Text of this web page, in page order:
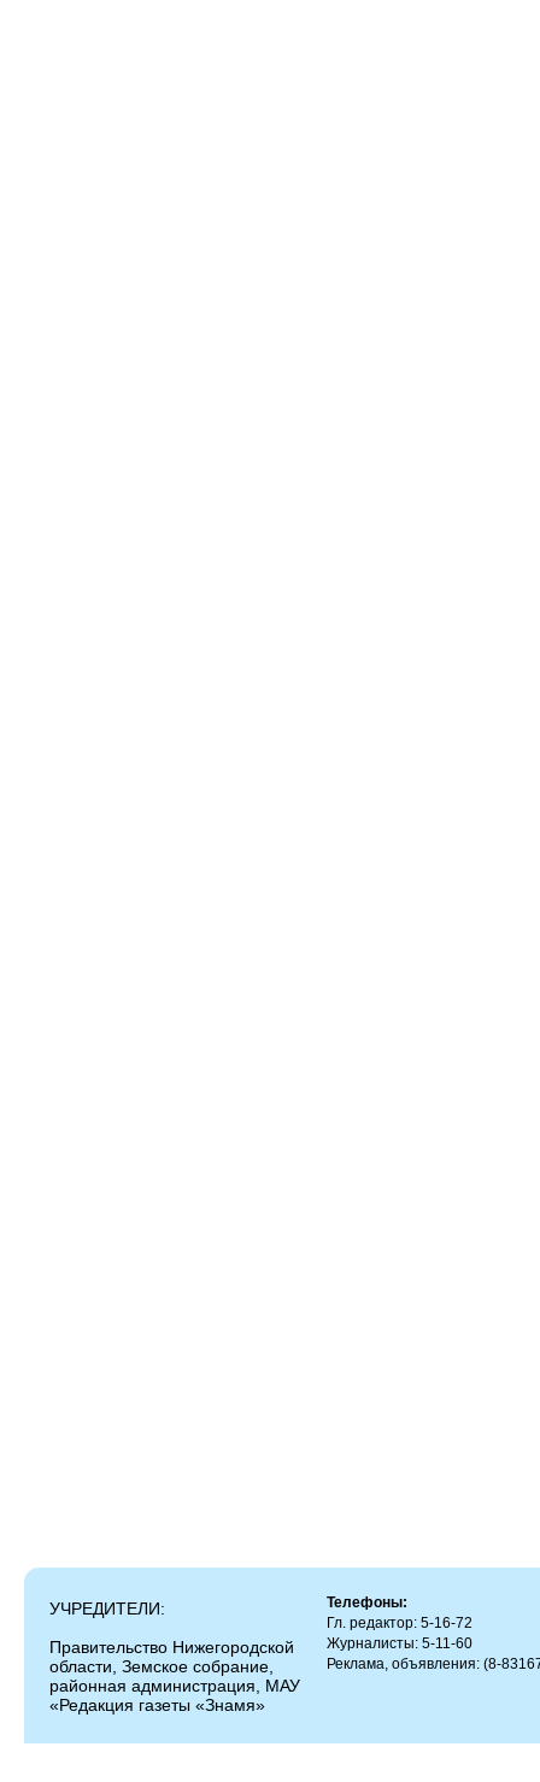
УЧРЕДИТЕЛИ:
Правительство Нижегородской
области, Земское собрание,
районная администрация, МАУ
«Редакция газеты «Знамя»
Телефоны:
Гл. редактор: 5-16-72
Журналисты: 5-11-60
Реклама, объявления: (8-